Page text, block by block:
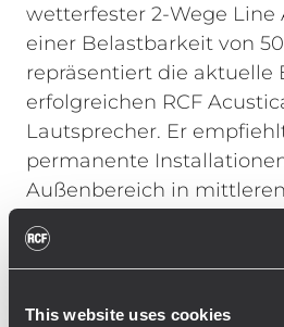
This website uses cookies
wetterfester 2-Wege Line
einer Belastbarkeit von
repräsentiert die aktuelle
erfolgreichen RCF
Lautsprecher. Er
permanente
Außenbereich in
Die State of the Arte RCF
Leistung und